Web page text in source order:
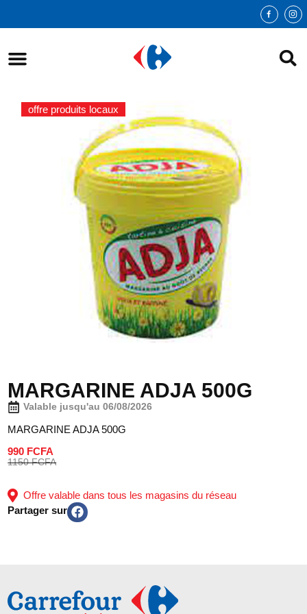
offre produits locaux
MARGARINE ADJA 500G
Valable jusqu'au 06/08/2026
MARGARINE ADJA 500G
990 FCFA
1150 FCFA
Offre valable dans tous les magasins du réseau
Partager sur